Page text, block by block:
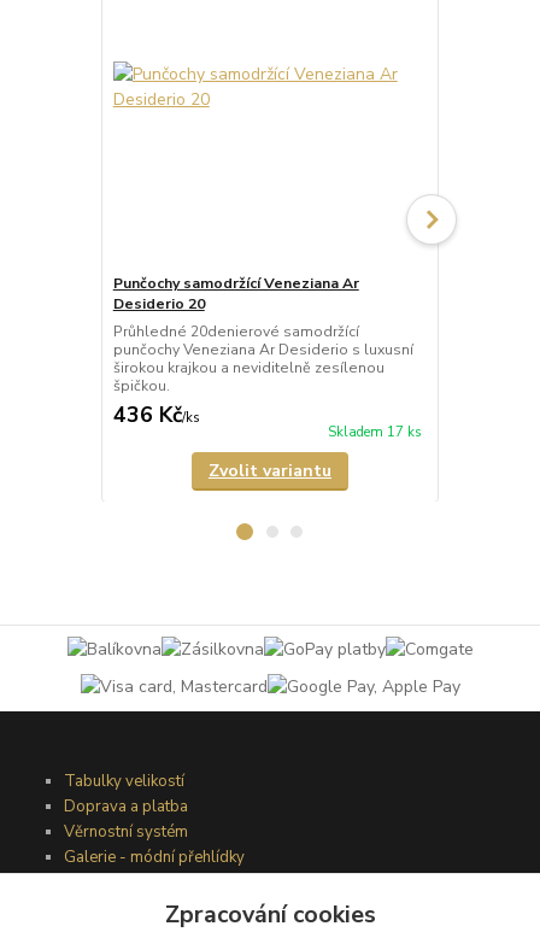
Punčochy samodržící Veneziana Ar
Desiderio 20
Průhledné 20denierové samodržící
punčochy Veneziana Ar Desiderio s luxusní
širokou krajkou a neviditelně zesílenou
špičkou.
436 Kč/ks
Skladem 17 ks
Zvolit variantu
Tabulky velikostí
Doprava a platba
Věrnostní systém
Galerie - módní přehlídky
Zpracování cookies